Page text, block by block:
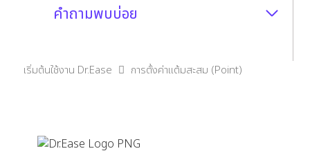
คำถามพบบ่อย
เริ่มต้นใช้งาน Dr.Ease การตั้งค่าแต้มสะสม (Point)